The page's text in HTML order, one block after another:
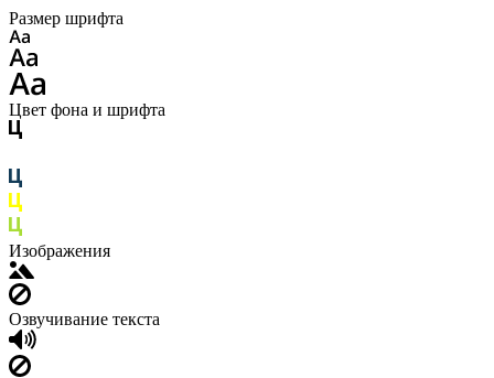
Размер шрифта
Цвет фона и шрифта
Изображения
Озвучивание текста